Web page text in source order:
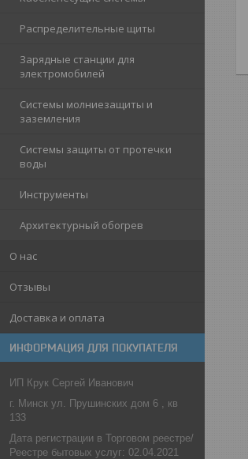
Распределительные щиты
Зарядные станции для
электромобилей
Системы молниезащиты и
заземления
Системы защиты от протечки
воды
Инструменты
Архитектурный обогрев
О нас
Отзывы
Доставка и оплата
ИНФОРМАЦИЯ ДЛЯ ПОКУПАТЕЛЯ
ИП Крук Сергей Иванович
г. Минск ул. Прушинских дом 6 , кв
133
Дата регистрации в Торговом реестре/
Реестре бытовых услуг: 02.04.2021